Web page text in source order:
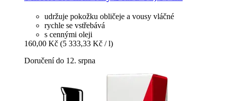
udržuje pokožku obličeje a vousy vláčné
rychle se vstřebává
s cennými oleji
160,00 Kč (5 333,33 Kč / l)
Doručení do 12. srpna